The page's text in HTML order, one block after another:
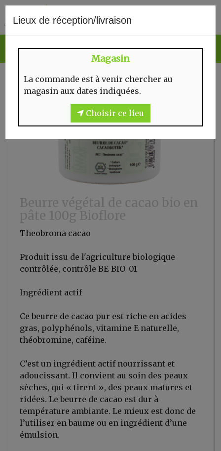
Lieux de réception/livraison
Magasin
La commande est à venir chercher au
magasin aux dates indiquées.
Choisir ce lieu
Beurre végétal de cacao bio en
pâte 100g Bioflore
Theobroma cacao
Produit issu de l'agriculture biologique
contrôlée, contrôle BE-BIO-01
Ingrédient actif
Ce beurre de cacao pur est riche en acides
gras, polyphénols, vitamine E naturelle,
théobromine, caféine.
C’est un ingrédient actif nourrissant et
adoucissant. Il convient au soin des peaux
sèches, qui « tirent », des peaux matures et
ridées. Le beurre de cacao est dur à
température ambiante. Le mieux est donc de
l’utiliser en baume ou en ingrédient d’une
émulsion.